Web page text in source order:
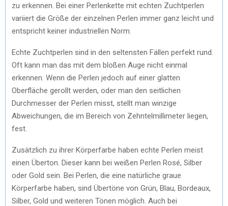
zu erkennen. Bei einer Perlenkette mit echten Zuchtperlen
variiert die Größe der einzelnen Perlen immer ganz leicht und
entspricht keiner industriellen Norm.
Echte Zuchtperlen sind in den seltensten Fällen perfekt rund.
Oft kann man das mit dem bloßen Auge nicht einmal
erkennen. Wenn die Perlen jedoch auf einer glatten
Oberfläche gerollt werden, oder man den seitlichen
Durchmesser der Perlen misst, stellt man winzige
Abweichungen, die im Bereich von Zehntelmillimeter liegen,
fest.
Zusätzlich zu ihrer Körperfarbe haben echte Perlen meist
einen Überton. Dieser kann bei weißen Perlen Rosé, Silber
oder Gold sein. Bei Perlen, die eine natürliche graue
Körperfarbe haben, sind Übertöne von Grün, Blau, Bordeaux,
Silber, Gold und weiteren Tönen möglich. Auch bei